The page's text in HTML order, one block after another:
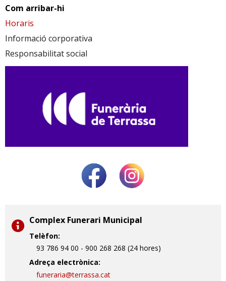
Com arribar-hi
Horaris
Informació corporativa
Responsabilitat social
Complex Funerari Municipal
Telèfon:
93 786 94 00 - 900 268 268 (24 hores)
Adreça electrònica:
funeraria@terrassa.cat